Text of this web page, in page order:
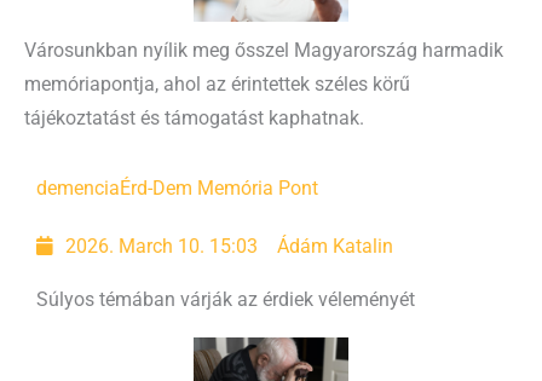
Városunkban nyílik meg ősszel Magyarország harmadik
memóriapontja, ahol az érintettek széles körű
tájékoztatást és támogatást kaphatnak.
demenciaÉrd-Dem Memória Pont
2026. March 10. 15:03 Ádám Katalin
Súlyos témában várják az érdiek véleményét